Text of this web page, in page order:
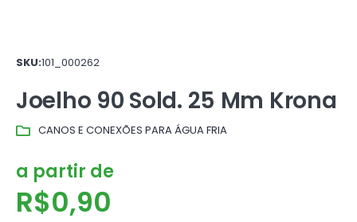
SKU:101_000262
Joelho 90 Sold. 25 Mm Krona
CANOS E CONEXÕES PARA ÁGUA FRIA
a partir de
R$0,90